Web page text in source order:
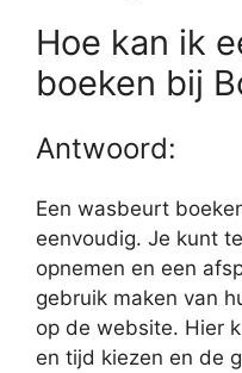
Hoe kan ik
boeken bij
Antwoord:
Een wasbeurt
eenvoudig. Je kunt
opnemen en een
gebruik maken van
op de website. Hier
en tijd kiezen en de